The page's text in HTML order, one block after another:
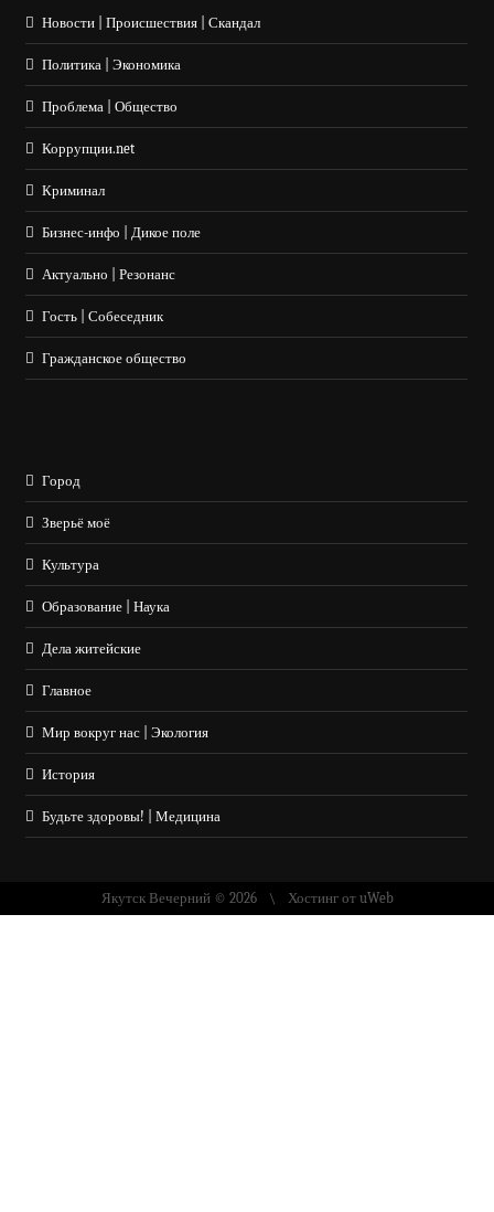
Новости | Происшествия | Скандал
Политика | Экономика
Проблема | Общество
Коррупции.net
Криминал
Бизнес-инфо | Дикое поле
Актуально | Резонанс
Гость | Собеседник
Гражданское общество
Город
Зверьё моё
Культура
Образование | Наука
Дела житейские
Главное
Мир вокруг нас | Экология
История
Будьте здоровы! | Медицина
Якутск Вечерний © 2026 Хостинг от uWeb